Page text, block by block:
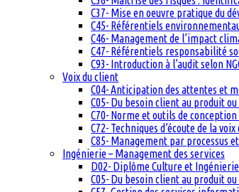
C37- Mise en oeuvre pratique du
C45- Référentiels
C46- Management de l’impact
C47- Référentiels responsabilité
C93- Introduction à l’audit selon
Voix du client
C04- Anticipation des attentes et
C05- Du besoin client au produit
C70- Norme et outils de
C72- Techniques d’écoute de la
C85- Management par processus
Ingénierie – Management des services
D02- Diplôme Culture et
C05- Du besoin client au produit